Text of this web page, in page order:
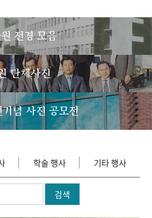
행정박물 영상 기록물
전경 모음
단체사진
념 사진 공모전
학술 행사 기타 행사
검색